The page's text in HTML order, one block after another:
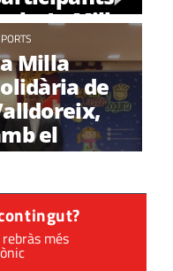
la 1a Milla
de
Milla
de
el
Joguina
la SER
més